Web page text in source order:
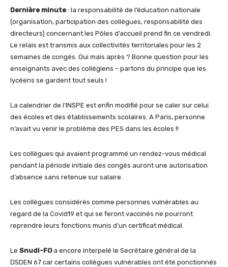
Dernière minute : la responsabilité de l’éducation nationale
(organisation, participation des collègues, responsabilité des
directeurs) concernant les Pôles d’accueil prend fin ce vendredi.
Le relais est transmis aux collectivités territoriales pour les 2
semaines de congés. Oui mais après ? Bonne question pour les
enseignants avec des collégiens – partons du principe que les
lycéens se gardent tout seuls !
La calendrier de l’INSPE est enfin modifié pour se caler sur celui
des écoles et des établissements scolaires. A Paris, personne
n’avait vu venir le problème des PES dans les écoles !!
Les collègues qui avaient programmé un rendez-vous médical
pendant la période initiale des congés auront une autorisation
d’absence sans retenue sur salaire.
Les collègues considérés comme personnes vulnérables au
regard de la Covid19 et qui se feront vaccinés ne pourront
reprendre leurs fonctions munis d’un certificat médical.
Le Snudi-FOa encore interpelé le Secrétaire général de la
DSDEN 67 car certains collègues vulnérables ont été ponctionnés